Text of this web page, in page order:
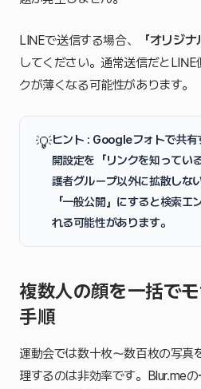
LINEで送信する場合、 「オリジナ
してください。通常送信だと
クが薄くなる可能性があります。
💡ヒント : Googleフォトで共有
開設定を 「リンクを知ってい
護者グループ以外に拡散しな
「一般公開」にすると検索エ
れる可能性があります。
複数人の顔を一括で
手順
運動会では数十枚〜数百枚の写真
理するのは非効率です。Blur.meの